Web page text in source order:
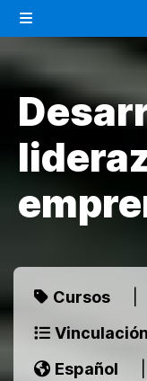
Cursos
Español